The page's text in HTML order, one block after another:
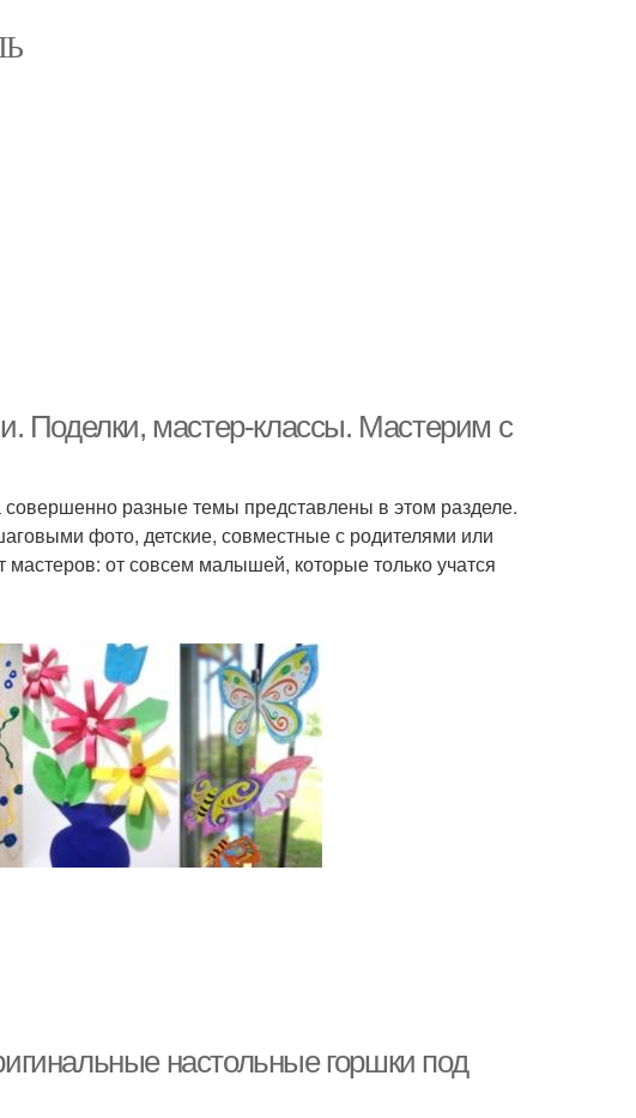
Поделки, мастер-классы. Мастерим с
разные темы представлены в этом разделе.
фото, детские, совместные с родителями или
от совсем малышей, которые только учатся
настольные горшки под